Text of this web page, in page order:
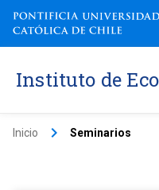
Instituto de
Inicio keyboard_arrow_right Seminarios